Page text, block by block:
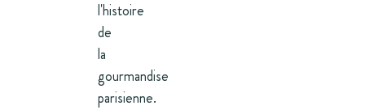
l'histoire
de
la
gourmandise
parisienne.